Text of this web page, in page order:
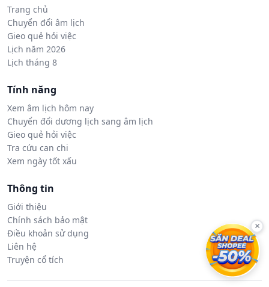
Trang chủ
Chuyển đổi âm lịch
Gieo quẻ hỏi việc
Lịch năm 2026
Lịch tháng 8
Tính năng
Xem âm lịch hôm nay
Chuyển đổi dương lịch sang âm lịch
Gieo quẻ hỏi việc
Tra cứu can chi
Xem ngày tốt xấu
Thông tin
Giới thiệu
Chính sách bảo mật
Điều khoản sử dụng
Liên hệ
Truyện cổ tích
×